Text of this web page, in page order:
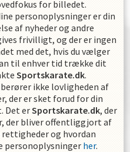
for billedet.
personoplysninger er din
af nyheder og andre
frivilligt, og der er ingen
med det, hvis du vælger
til enhver tid trække dit
Sportskarate.dk.
ikke lovligheden af
der er sket forud for din
Det erSportskarate.dk, der
der bliver offentliggjort af
rettigheder og hvordan
personoplysningerher.